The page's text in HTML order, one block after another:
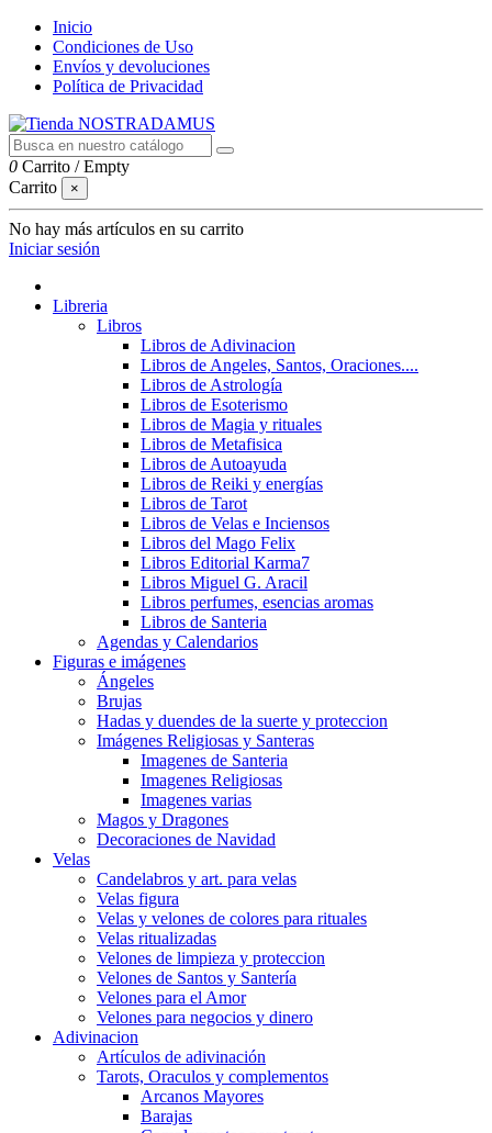
Inicio
Condiciones de Uso
Envíos y devoluciones
Política de Privacidad
0 Carrito /Empty
Carrito
×
No hay más artículos en su carrito
Iniciar sesión
Libreria
Libros
Libros de Adivinacion
Libros de Angeles, Santos, Oraciones....
Libros de Astrología
Libros de Esoterismo
Libros de Magia y rituales
Libros de Metafisica
Libros de Autoayuda
Libros de Reiki y energías
Libros de Tarot
Libros de Velas e Inciensos
Libros del Mago Felix
Libros Editorial Karma7
Libros Miguel G. Aracil
Libros perfumes, esencias aromas
Libros de Santeria
Agendas y Calendarios
Figuras e imágenes
Ángeles
Brujas
Hadas y duendes de la suerte y proteccion
Imágenes Religiosas y Santeras
Imagenes de Santeria
Imagenes Religiosas
Imagenes varias
Magos y Dragones
Decoraciones de Navidad
Velas
Candelabros y art. para velas
Velas figura
Velas y velones de colores para rituales
Velas ritualizadas
Velones de limpieza y proteccion
Velones de Santos y Santería
Velones para el Amor
Velones para negocios y dinero
Adivinacion
Artículos de adivinación
Tarots, Oraculos y complementos
Arcanos Mayores
Barajas